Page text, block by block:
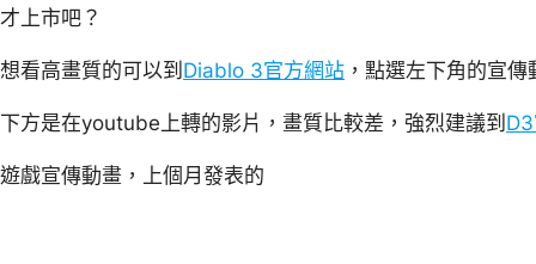
才上市吧？
想看高畫質的可以到 Diablo 3官方網站 ，點選左下角的宣
下方是在youtube上轉的影片，畫質比較差，強烈建議到
遊戲宣傳動畫，上個月發表的